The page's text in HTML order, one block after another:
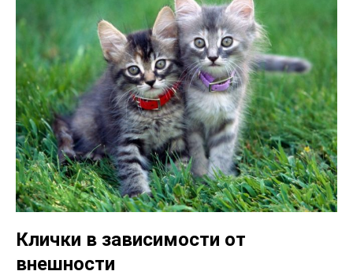
Клички в зависимости от
внешности